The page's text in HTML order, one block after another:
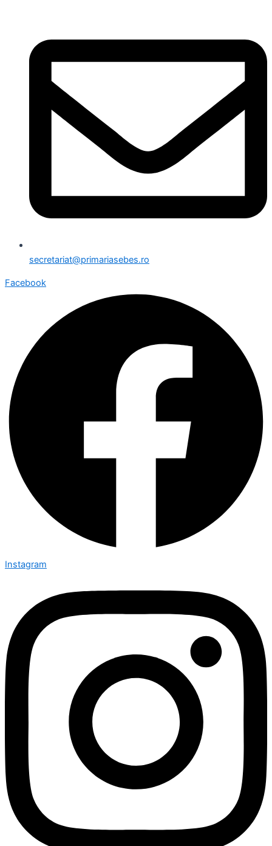
secretariat@primariasebes.ro
Facebook
Instagram